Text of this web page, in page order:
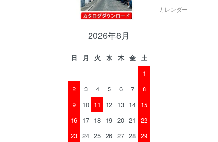
カレンダー
2026年8月
日 月 火 水 木 金
土
1
2
3 4 5 6 7
8
9
10 11 12 13 14 15
16 17 18 19 20 21
22
23 24 25 26 27 28 29